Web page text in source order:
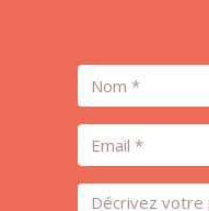
Nom
Email
Message *